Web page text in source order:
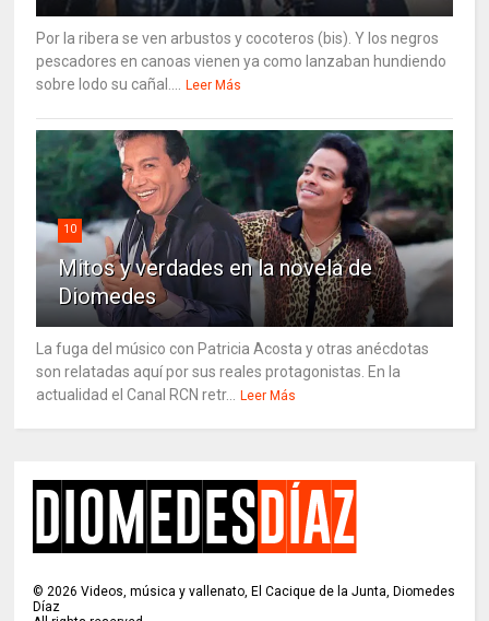
Por la ribera se ven arbustos y cocoteros (bis). Y los negros
pescadores en canoas vienen ya como lanzaban hundiendo
sobre lodo su cañal....
Leer Más
10
Mitos y verdades en la novela de
Diomedes
La fuga del músico con Patricia Acosta y otras anécdotas
son relatadas aquí por sus reales protagonistas. En la
actualidad el Canal RCN retr...
Leer Más
© 2026 Videos, música y vallenato, El Cacique de la Junta, Diomedes
Díaz